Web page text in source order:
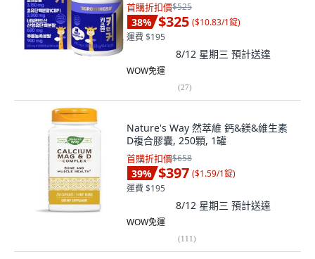
首購折扣價$525
38% $325 ($10.83/1錠)
運費 $195
8/12 星期三 預計送達
WOW免運
(27)
Nature's Way 然萃維 鈣&鎂&維生素
D複合膠囊, 250顆, 1罐
首購折扣價$658
39% $397 ($1.59/1錠)
運費 $195
8/12 星期三 預計送達
WOW免運
(111)